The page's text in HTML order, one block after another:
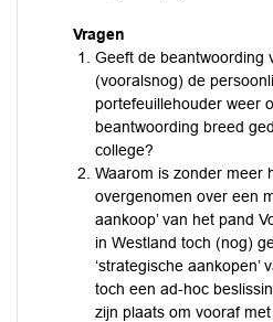
Vragen
Geeft de beantwoording
(vooralsnog) de
portefeuillehouder weer
beantwoording breed
college?
Waarom is zonder meer
overgenomen over een
aankoop’ van het pand
in Westland toch (nog)
‘strategische aankopen’
toch een ad-hoc
zijn plaats om vooraf